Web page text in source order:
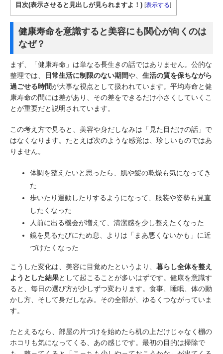
目次(表示させると見出しが見られますよ！) [表示する]
健康寿命を意識すると美容にも関心が向くのは
なぜ？
まず、「健康寿命」は単なる長生きの話ではありません。公的な
整理では、
日常生活に制限のない期間や、 生活の質を保ちながら
過ごせる時間が大事な視点として扱われています。平均寿命と健
康寿命の間には差があり、その差をできるだけ小さくしていくこ
とが重要だと説明されています。
この考え方で見ると、美容や身だしなみは「見た目だけの話」で
はなくなります。たとえば次のような感覚は、珍しいものではあ
りません。
体調を整えたいと思ったら、肌や髪の乾燥も気になってき
た
歩いたり運動したりするようになって、服装や姿勢も見直
したくなった
人前に出る機会が増えて、清潔感を少し整えたくなった
鏡を見るたびにため息、よりは「まあ悪くないかも」に近
づけたくなった
こうした変化は、美容に目覚めたというより、 暮らし全体を整え
ようとした結果として起こることが多いはずです。健康を意識す
ると、毎日の選び方が少しずつ変わります。食事、睡眠、体の動
かし方、そして身だしなみ。その全部が、ゆるくつながっていま
す。
たとえるなら、部屋の片づけを始めたら机の上だけじゃなく棚の
ホコリも気になってくる、あの感じです。最初の目的は掃除で